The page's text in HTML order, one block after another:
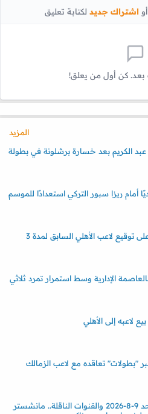
أواشتراك جديد لكتابة تعليق
بعد. كن أول من يعلق!
المزيد
عبد الكريم بعد خسارة برشلونة في بطولة
أمام ريزا سبور التركي استعدادًا للموسم
خاص.. بيراميدز يحصل على توقيع لاعب الأهلي السابق لمدة 3
الإدارية وسط استمرار تمرد ثلاثي
لاعبه إلى الأهلي
"بطولات" تعاقده مع لاعب الزمالك
مواعيد مباريات اليوم الأحد 9-8-2026 والقنوات الناقلة.. مانشستر